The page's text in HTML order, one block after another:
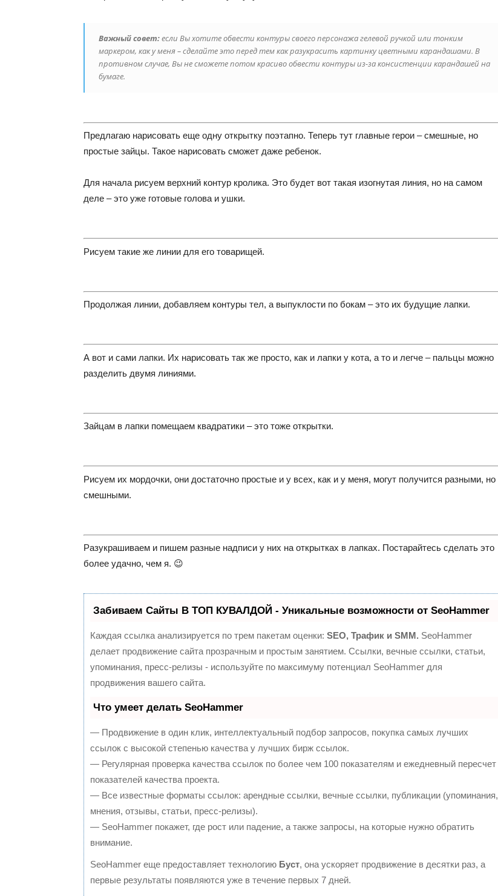
Важный совет:если Вы хотите обвести контуры своего персонажа гелевой ручкой или тонким
маркером, как у меня – сделайте это перед тем как разукрасить картинку цветными карандашами. В
противном случае, Вы не сможете потом красиво обвести контуры из-за консистенции карандашей на
бумаге.
Предлагаю нарисовать еще одну открытку поэтапно. Теперь тут главные герои – смешные, но
простые зайцы. Такое нарисовать сможет даже ребенок.
Для начала рисуем верхний контур кролика. Это будет вот такая изогнутая линия, но на самом
деле – это уже готовые голова и ушки.
Рисуем такие же линии для его товарищей.
Продолжая линии, добавляем контуры тел, а выпуклости по бокам – это их будущие лапки.
А вот и сами лапки. Их нарисовать так же просто, как и лапки у кота, а то и легче – пальцы можно
разделить двумя линиями.
Зайцам в лапки помещаем квадратики – это тоже открытки.
Рисуем их мордочки, они достаточно простые и у всех, как и у меня, могут получится разными, но
смешными.
Разукрашиваем и пишем разные надписи у них на открытках в лапках. Постарайтесь сделать это
более удачно, чем я. 😉
Забиваем Сайты В ТОП КУВАЛДОЙ - Уникальные возможности от SeoHammer
Каждая ссылка анализируется по трем пакетам оценки: SEO, Трафик и SMM. SeoHammer
делает продвижение сайта прозрачным и простым занятием. Ссылки, вечные ссылки, статьи,
упоминания, пресс-релизы - используйте по максимуму потенциал SeoHammer для
продвижения вашего сайта.
Что умеет делать SeoHammer
— Продвижение в один клик, интеллектуальный подбор запросов, покупка самых лучших
ссылок с высокой степенью качества у лучших бирж ссылок.
— Регулярная проверка качества ссылок по более чем 100 показателям и ежедневный пересчет
показателей качества проекта.
— Все известные форматы ссылок: арендные ссылки, вечные ссылки, публикации (упоминания,
мнения, отзывы, статьи, пресс-релизы).
— SeoHammer покажет, где рост или падение, а также запросы, на которые нужно обратить
внимание.
SeoHammer еще предоставляет технологию Буст, она ускоряет продвижение в десятки раз, а
первые результаты появляются уже в течение первых 7 дней.